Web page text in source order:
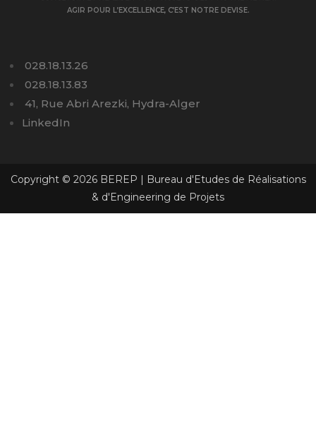
AGIR POUR L’EXCELLENCE, C’EST NOTRE DEVISE.
028.18.13.26
028.18.13.83
41, Rue Abri Arezki, Hydra-Alger
LinkedIn
Copyright © 2026 BEREP | Bureau d'Etudes de Réalisations
& d'Engineering de Projets